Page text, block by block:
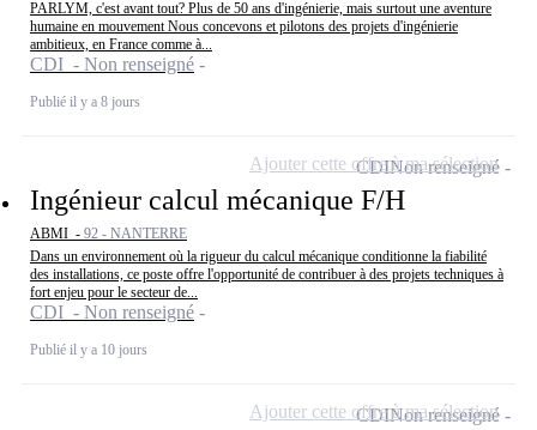
PARLYM, c'est avant tout? Plus de 50 ans d'ingénierie, mais surtout une aventure
humaine en mouvement Nous concevons et pilotons des projets d'ingénierie
ambitieux, en France comme à...
CDI - Non renseigné
Publié il y a 8 jours
Ingénieur calcul mécanique F/H
ABMI - 92 - NANTERRE
Dans un environnement où la rigueur du calcul mécanique conditionne la fiabilité
des installations, ce poste offre l'opportunité de contribuer à des projets techniques à
fort enjeu pour le secteur de...
CDI - Non renseigné
Publié il y a 10 jours
CDINon renseigné
Ajouter cette offre à ma sélection
CDINon renseigné
Ajouter cette offre à ma sélection